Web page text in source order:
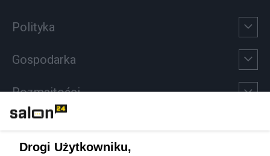
Polityka
Gospodarka
Rozmaitości
Drogi Użytkowniku,